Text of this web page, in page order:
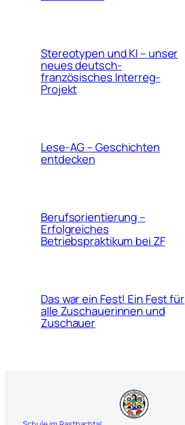
Stereotypen und KI – unser
neues deutsch-
französisches Interreg-
Projekt
Lese-AG – Geschichten
entdecken
Berufsorientierung –
Erfolgreiches
Betriebspraktikum bei ZF
Das war ein Fest! Ein Fest für
alle Zuschauerinnen und
Zuschauer